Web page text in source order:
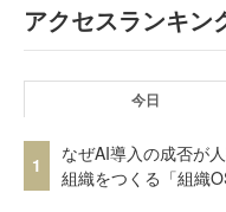
アクセスランキン
今日
1
なぜAI導入の成否が
組織をつくる「組織